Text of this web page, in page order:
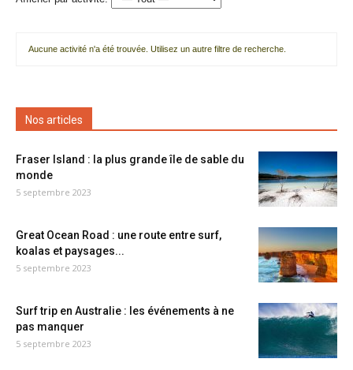
Aucune activité n'a été trouvée. Utilisez un autre filtre de recherche.
Nos articles
Fraser Island : la plus grande île de sable du
monde
5 septembre 2023
Great Ocean Road : une route entre surf,
koalas et paysages...
5 septembre 2023
Surf trip en Australie : les événements à ne
pas manquer
5 septembre 2023